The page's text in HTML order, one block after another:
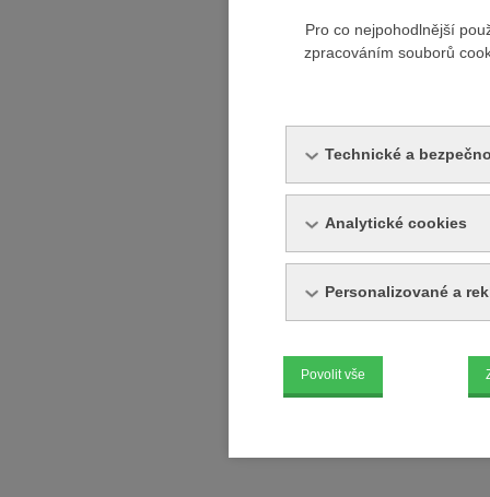
Pro co nejpohodlnější
zpracováním souborů
Technické a
Analytické cookies
Personalizované a
Povolit vše